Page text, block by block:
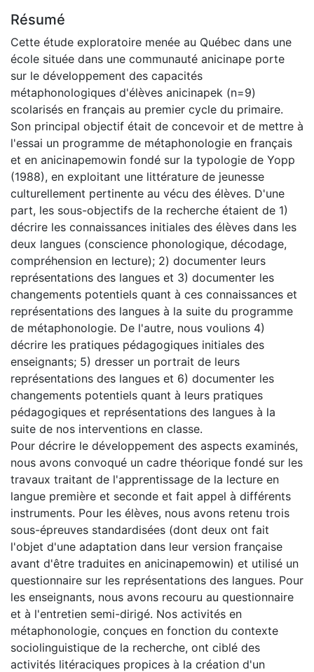
Résumé
Cette étude exploratoire menée au Québec dans une
école située dans une communauté anicinape porte
sur le développement des capacités
métaphonologiques d'élèves anicinapek (n=9)
scolarisés en français au premier cycle du primaire.
Son principal objectif était de concevoir et de mettre à
l'essai un programme de métaphonologie en français
et en anicinapemowin fondé sur la typologie de Yopp
(1988), en exploitant une littérature de jeunesse
culturellement pertinente au vécu des élèves. D'une
part, les sous-objectifs de la recherche étaient de 1)
décrire les connaissances initiales des élèves dans les
deux langues (conscience phonologique, décodage,
compréhension en lecture); 2) documenter leurs
représentations des langues et 3) documenter les
changements potentiels quant à ces connaissances et
représentations des langues à la suite du programme
de métaphonologie. De l'autre, nous voulions 4)
décrire les pratiques pédagogiques initiales des
enseignants; 5) dresser un portrait de leurs
représentations des langues et 6) documenter les
changements potentiels quant à leurs pratiques
pédagogiques et représentations des langues à la
suite de nos interventions en classe.
Pour décrire le développement des aspects examinés,
nous avons convoqué un cadre théorique fondé sur les
travaux traitant de l'apprentissage de la lecture en
langue première et seconde et fait appel à différents
instruments. Pour les élèves, nous avons retenu trois
sous-épreuves standardisées (dont deux ont fait
l'objet d'une adaptation dans leur version française
avant d'être traduites en anicinapemowin) et utilisé un
questionnaire sur les représentations des langues. Pour
les enseignants, nous avons recouru au questionnaire
et à l'entretien semi-dirigé. Nos activités en
métaphonologie, conçues en fonction du contexte
sociolinguistique de la recherche, ont ciblé des
activités litéraciques propices à la création d'un